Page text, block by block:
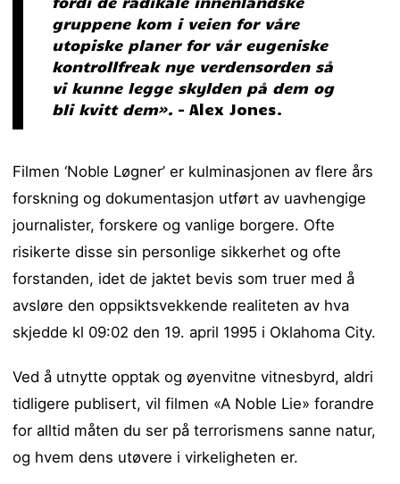
gruppene kom i veien for våre
utopiske planer for vår eugeniske
kontrollfreak nye verdensorden så
vi kunne legge skylden på dem og
bli kvitt dem». – Alex Jones.
Filmen ‘Noble Løgner’ er kulminasjonen av flere års
forskning og dokumentasjon utført av uavhengige
journalister, forskere og vanlige borgere. Ofte
risikerte disse sin personlige sikkerhet og ofte
forstanden, idet de jaktet bevis som truer med å
avsløre den oppsiktsvekkende realiteten av hva
skjedde kl 09:02 den 19. april 1995 i Oklahoma City.
Ved å utnytte opptak og øyenvitne vitnesbyrd, aldri
tidligere publisert, vil filmen «A Noble Lie» forandre
for alltid måten du ser på terrorismens sanne natur,
og hvem dens utøvere i virkeligheten er.